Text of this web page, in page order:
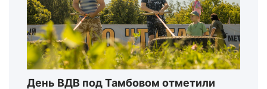
День ВДВ под Тамбовом отметили